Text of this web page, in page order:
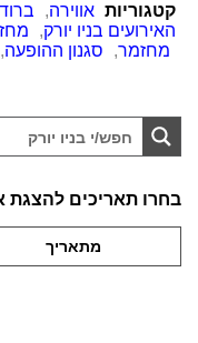
קטגוריות אווירה,
האירועים בניו יורק,
מחזמר, סגנון ההופעה,
בחרו תאריכים להצגת